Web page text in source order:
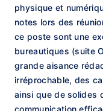
physique et
notes lors des
ce poste sont une
bureautiques (suite
grande aisance
irréprochable, des
ainsi que de solides
communication